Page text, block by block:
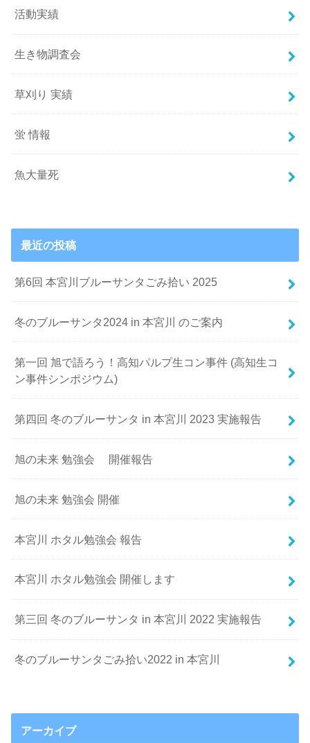
活動実績
生き物調査会
草刈り 実績
蛍 情報
魚大量死
最近の投稿
第6回 本宮川ブルーサンタごみ拾い 2025
冬のブルーサンタ2024 in 本宮川 のご案内
第一回 旭で語ろう！高知パルプ生コン事件 (高知生コ
ン事件シンポジウム)
第四回 冬のブルーサンタ in 本宮川 2023 実施報告
旭の未来 勉強会 開催報告
旭の未来 勉強会 開催
本宮川 ホタル勉強会 報告
本宮川 ホタル勉強会 開催します
第三回 冬のブルーサンタ in 本宮川 2022 実施報告
冬のブルーサンタごみ拾い2022 in 本宮川
アーカイブ